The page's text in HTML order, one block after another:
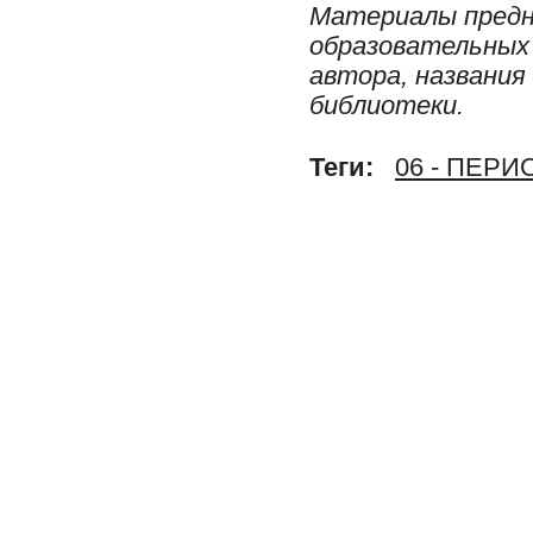
Материалы
автора,
библиотеки.
Теги: 06 -